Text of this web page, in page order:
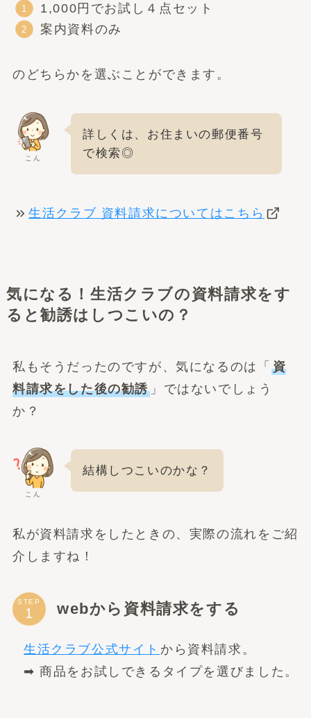
1,000円でお試し４点セット
案内資料のみ
のどちらかを選ぶことができます。
こん
詳しくは、お住まいの郵便番号
で検索◎
生活クラブ 資料請求についてはこちら
気になる！生活クラブの資料請求をす
ると勧誘はしつこいの？
私もそうだったのですが、気になるのは「 資
料請求をした後の勧誘 」ではないでしょう
か？
こん
結構しつこいのかな？
私が資料請求をしたときの、実際の流れをご紹
介しますね！
STEP webから資料請求をする
生活クラブ公式サイト から資料請求。
➡︎ 商品をお試しできるタイプを選びました。